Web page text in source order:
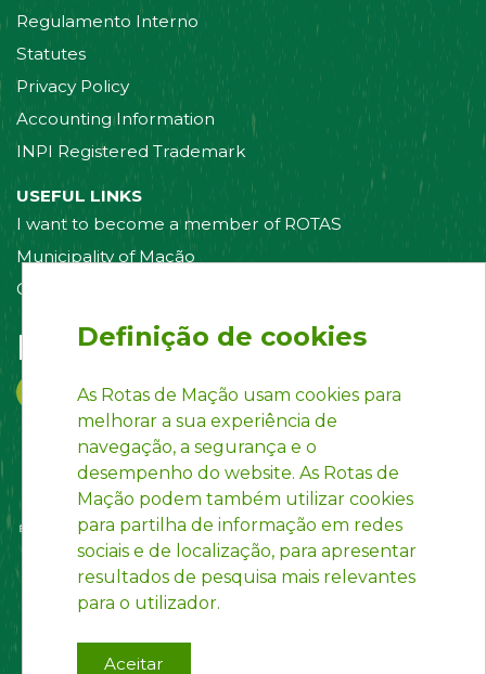
Regulamento Interno
Statutes
Privacy Policy
Accounting Information
INPI Registered Trademark
USEFUL LINKS
I want to become a member of ROTAS
Municipality of Mação
Contact us
Follow us on:
Definição de cookies
As Rotas de Mação usam cookies para
melhorar a sua experiência de
navegação, a segurança e o
desempenho do website. As Rotas de
Mação podem também utilizar cookies
para partilha de informação em redes
sociais e de localização, para apresentar
resultados de pesquisa mais relevantes
para o utilizador.
Aceitar